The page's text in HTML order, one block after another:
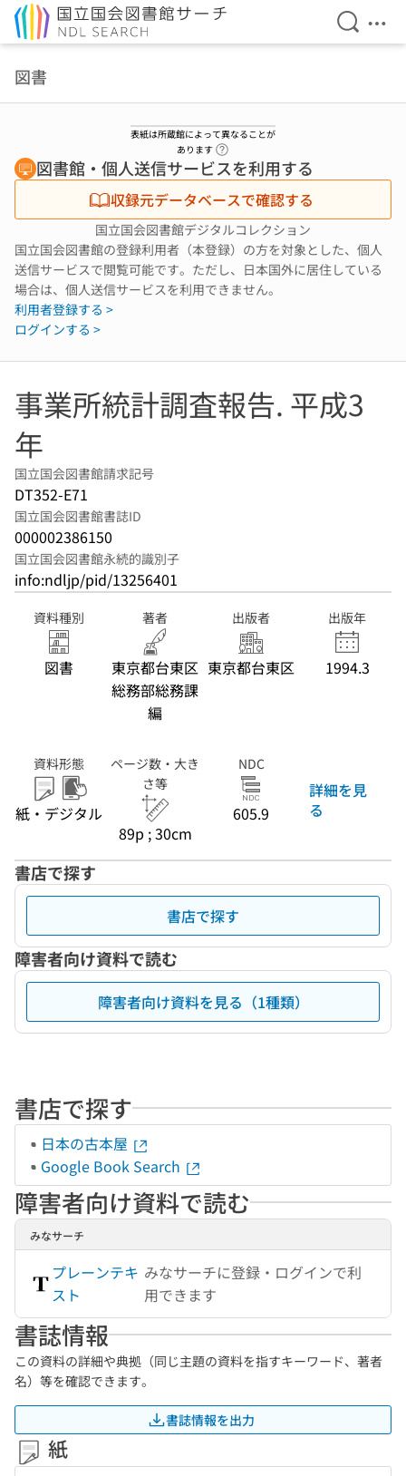
検索を
メ
図書
表紙は所蔵館によって異なることが
あります
図書館・個人送信サービスを利用する
収録元データベースで確認する
国立国会図書館デジタルコレクション
国立国会図書館の登録利用者（本登録）の方を対象とした、個人
送信サービスで閲覧可能です。ただし、日本国外に居住している
場合は、個人送信サービスを利用できません。
利用者登録する >
ログインする >
事業所統計調査報告. 平成3
年
国立国会図書館請求記号
DT352-E71
国立国会図書館書誌ID
000002386150
国立国会図書館永続的識別子
info:ndljp/pid/13256401
資料種別
図書
著者
東京都台東区
総務部総務課
編
出版者
東京都台東区
出版年
1994.3
資料形態
紙・デジタル
ページ数・大き
さ等
89p ; 30cm
NDC
605.9
詳細を見
る
書店で探す
書店で探す
障害者向け資料で読む
障害者向け資料を見る（1種類）
書店で探す
日本の古本屋
Google Book Search
障害者向け資料で読む
みなサーチ
プレーンテキ
スト
みなサーチに登録・ログインで利
用できます
書誌情報
この資料の詳細や典拠（同じ主題の資料を指すキーワード、著者
名）等を確認できます。
書誌情報を出力
紙